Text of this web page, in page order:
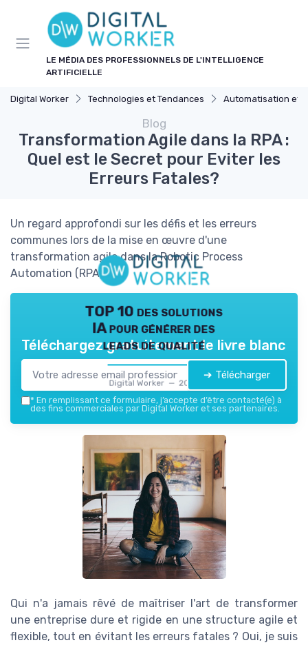
LE MÉDIA DES PROFESSIONNELS DE L'INTELLIGENCE
ARTIFICIELLE
Digital Worker Technologies et Tendances Automatisation et
Blog
Transformation Agile dans la RPA :
Quel est le Secret pour Eviter les
Erreurs Fatales?
Un regard approfondi sur les défis et les erreurs
communes lors de la mise en œuvre d'une
transformation agile dans la Robotic Process
Automation (RPA).
TOP 10 des solutions
IA pour générer des
leads de qualité
Digital Worker — 2026
Téléchargez gratuitement le livre blanc
➔ Télécharger
* En remplissant ce formulaire, j’accepte d’être contacté(e) à
des fins commerciales par Digital Worker et ses partenaires.
Qui n'a jamais rêvé de maîtriser l'art de transformer
une entreprise dure et rigide en une structure agile et
flexible, tout en évitant les erreurs fatales ? Oui, je suis